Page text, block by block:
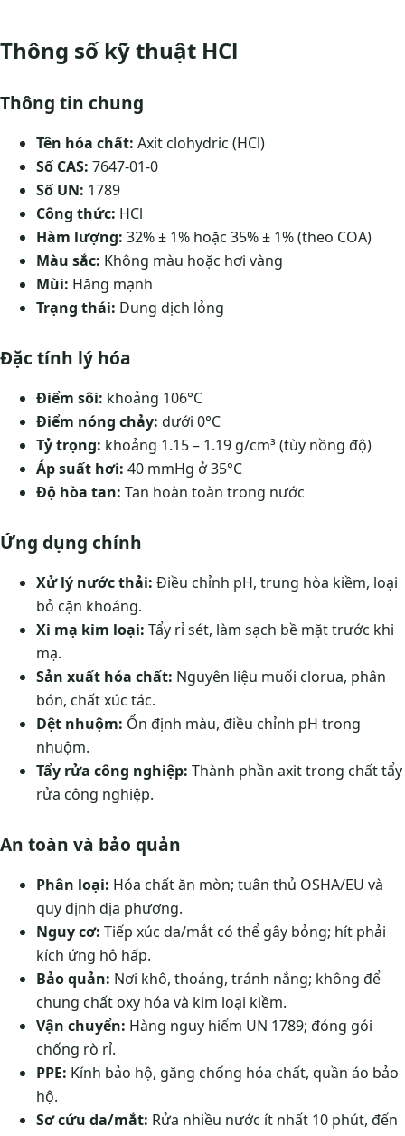
Thông số kỹ thuật HCl
Thông tin chung
Tên hóa chất: Axit clohydric (HCl)
Số CAS: 7647-01-0
Số UN: 1789
Công thức: HCl
Hàm lượng: 32% ± 1% hoặc 35% ± 1% (theo COA)
Màu sắc: Không màu hoặc hơi vàng
Mùi: Hăng mạnh
Trạng thái: Dung dịch lỏng
Đặc tính lý hóa
Điểm sôi: khoảng 106°C
Điểm nóng chảy: dưới 0°C
Tỷ trọng: khoảng 1.15 – 1.19 g/cm³ (tùy nồng độ)
Áp suất hơi: 40 mmHg ở 35°C
Độ hòa tan: Tan hoàn toàn trong nước
Ứng dụng chính
Xử lý nước thải: Điều chỉnh pH, trung hòa kiềm, loại
bỏ cặn khoáng.
Xi mạ kim loại: Tẩy rỉ sét, làm sạch bề mặt trước khi
mạ.
Sản xuất hóa chất: Nguyên liệu muối clorua, phân
bón, chất xúc tác.
Dệt nhuộm: Ổn định màu, điều chỉnh pH trong
nhuộm.
Tẩy rửa công nghiệp: Thành phần axit trong chất tẩy
rửa công nghiệp.
An toàn và bảo quản
Phân loại: Hóa chất ăn mòn; tuân thủ OSHA/EU và
quy định địa phương.
Nguy cơ: Tiếp xúc da/mắt có thể gây bỏng; hít phải
kích ứng hô hấp.
Bảo quản: Nơi khô, thoáng, tránh nắng; không để
chung chất oxy hóa và kim loại kiềm.
Vận chuyển: Hàng nguy hiểm UN 1789; đóng gói
chống rò rỉ.
PPE: Kính bảo hộ, găng chống hóa chất, quần áo bảo
hộ.
Sơ cứu da/mắt: Rửa nhiều nước ít nhất 10 phút, đến